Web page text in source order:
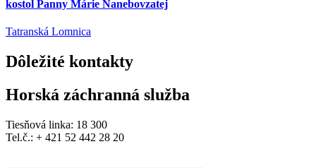
kostol Panny Márie Nanebovzatej
Tatranská Lomnica
Dôležité kontakty
Horská záchranná služba
Tiesňová linka: 18 300
Tel.č.: + 421 52 442 28 20